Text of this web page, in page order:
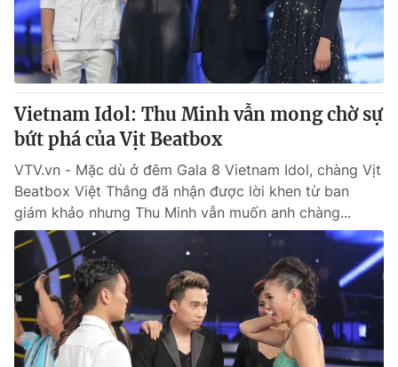
Vietnam Idol: Thu Minh vẫn mong chờ sự
bứt phá của Vịt Beatbox
VTV.vn - Mặc dù ở đêm Gala 8 Vietnam Idol, chàng Vịt
Beatbox Việt Thắng đã nhận được lời khen từ ban
giám khảo nhưng Thu Minh vẫn muốn anh chàng...